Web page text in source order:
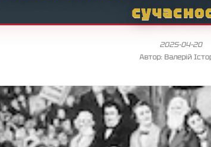
2025-04-20
Автор: Валерій